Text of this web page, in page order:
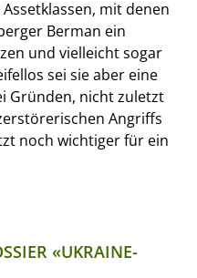
mit denen
Berman ein
und vielleicht sogar
sei sie aber eine
Gründen, nicht zuletzt
Angriffs
noch wichtiger für ein
«UKRAINE-